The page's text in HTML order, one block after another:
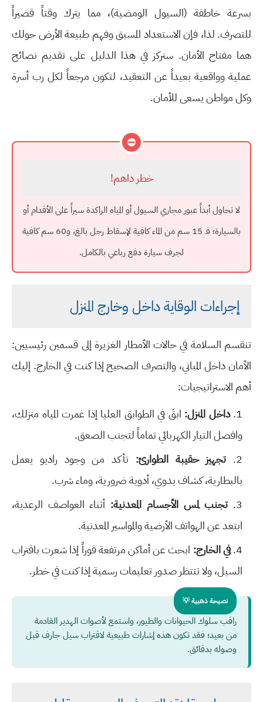
بسرعة خاطفة (السيول الومضية)، مما يترك وقتاً قصيراً
للتصرف. لذا، فإن الاستعداد المسبق وفهم طبيعة الأرض حولك
هما مفتاح الأمان. سنركز في هذا الدليل على تقديم نصائح
عملية وواقعية بعيداً عن التعقيد، لتكون مرجعاً لكل رب أسرة
وكل مواطن يسعى للأمان.
⛔
خطر داهم!
لا تحاول أبداً عبور مجاري السيول أو المياه الراكدة سيراً على الأقدام أو
بالسيارة؛ فـ 15 سم من الماء كافية لإسقاط رجل بالغ، و60 سم كافية
لجرف سيارة دفع رباعي بالكامل.
إجراءات الوقاية داخل وخارج المنزل
تنقسم السلامة في حالات الأمطار الغزيرة إلى قسمين رئيسيين:
الأمان داخل المباني، والتصرف الصحيح إذا كنت في الخارج. إليك
أهم الاستراتيجيات:
داخل المنزل: ابقَ في الطوابق العليا إذا غمرت المياه منزلك،
وافصل التيار الكهربائي تماماً لتجنب الصعق.
تجهيز حقيبة الطوارئ: تأكد من وجود راديو يعمل
بالبطارية، كشاف يدوي، أدوية ضرورية، وماء شرب.
تجنب لمس الأجسام المعدنية: أثناء العواصف الرعدية،
ابتعد عن الهواتف الأرضية والمواسير المعدنية.
في الخارج: ابحث عن أماكن مرتفعة فوراً إذا شعرت باقتراب
السيل، ولا تنتظر صدور تعليمات رسمية إذا كنت في خطر.
نصيحة ذهبية 💡
راقب سلوك الحيوانات والطيور، واستمع لأصوات الهدير القادمة
من بعيد؛ فقد تكون هذه إشارات طبيعية لاقتراب سيل جارف قبل
وصوله بدقائق.